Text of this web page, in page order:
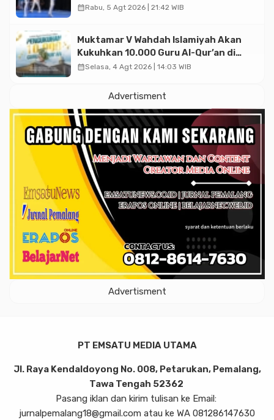
Asian Taekwondo Indonesia Open
calendar_monthRabu, 5 Agt 2026 | 21:42 WIB
Muktamar V Wahdah Islamiyah Akan
Kukuhkan 10.000 Guru Al-Qur’an di
Masjid Istiqlal
calendar_monthSelasa, 4 Agt 2026 | 14:03 WIB
Advertisment
Advertisment
PT EMSATU MEDIA UTAMA
Jl. Raya Kendaldoyong No. 008, Petarukan, Pemalang,
Tawa Tengah 52362
Pasang iklan dan kirim tulisan ke Email:
jurnalpemalang18@gmail.com atau ke WA 081286147630